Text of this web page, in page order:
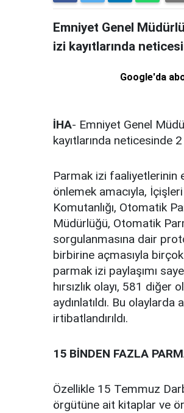
Emniyet Genel
izi kayıtlarında
Google'da
İHA- Emniyet Genel
kayıtlarında neticesinde
Parmak izi faaliyetlerinin
önlemek amacıyla,
Komutanlığı, Otomatik
Müdürlüğü, Otomatik
sorgulanmasına dair
birbirine açmasıyla
parmak izi paylaşımı
hırsızlık olayı, 581
aydınlatıldı. Bu
irtibatlandırıldı.
15 BİNDEN FAZLA
Özellikle 15 Temmuz
örgütüne ait kitaplar ve